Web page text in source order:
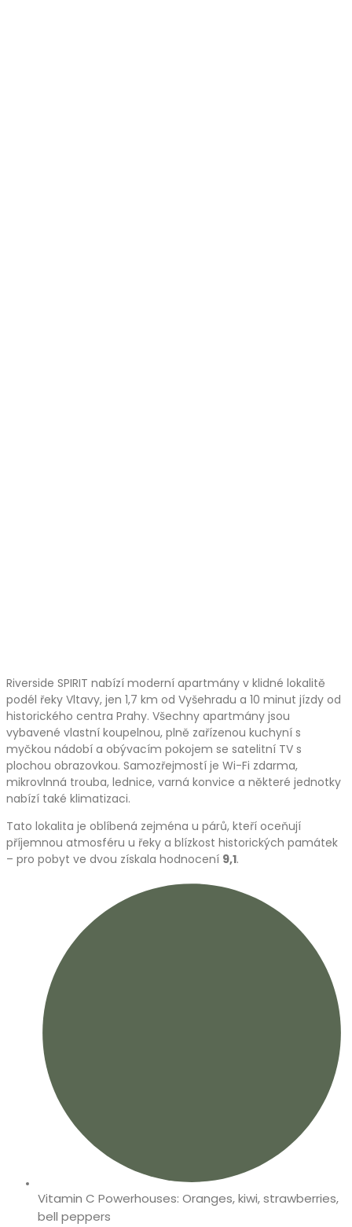
Riverside SPIRIT nabízí moderní apartmány v klidné lokalitě
podél řeky Vltavy, jen 1,7 km od Vyšehradu a 10 minut jízdy od
historického centra Prahy. Všechny apartmány jsou
vybavené vlastní koupelnou, plně zařízenou kuchyní s
myčkou nádobí a obývacím pokojem se satelitní TV s
plochou obrazovkou. Samozřejmostí je Wi-Fi zdarma,
mikrovlnná trouba, lednice, varná konvice a některé jednotky
nabízí také klimatizaci.
Tato lokalita je oblíbená zejména u párů, kteří oceňují
příjemnou atmosféru u řeky a blízkost historických památek
– pro pobyt ve dvou získala hodnocení 9,1.
Vitamin C Powerhouses: Oranges, kiwi, strawberries,
bell peppers